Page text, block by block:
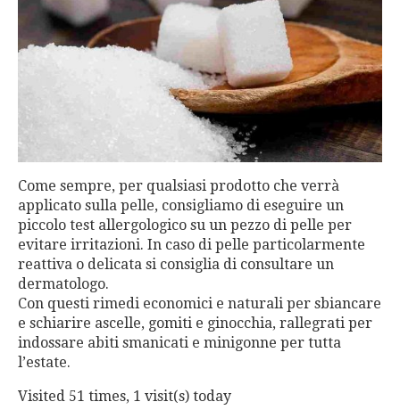
Come sempre, per qualsiasi prodotto che verrà
applicato sulla pelle, consigliamo di eseguire un
piccolo test allergologico su un pezzo di pelle per
evitare irritazioni. In caso di pelle particolarmente
reattiva o delicata si consiglia di consultare un
dermatologo.
Con questi rimedi economici e naturali per sbiancare
e schiarire ascelle, gomiti e ginocchia, rallegrati per
indossare abiti smanicati e minigonne per tutta
l’estate.
Visited 51 times, 1 visit(s) today